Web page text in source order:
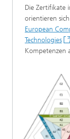
Die Zertifikate
orientieren
European
Technologies
Kompetenzen